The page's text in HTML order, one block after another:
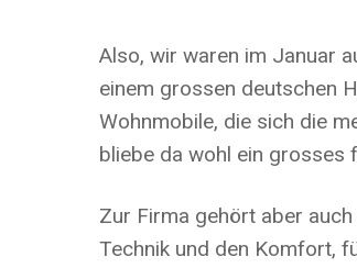
Also, wir waren im Januar
einem grossen deutschen
Wohnmobile, die sich die
bliebe da wohl ein grosses
Zur Firma gehört aber
Technik und den Komfort,